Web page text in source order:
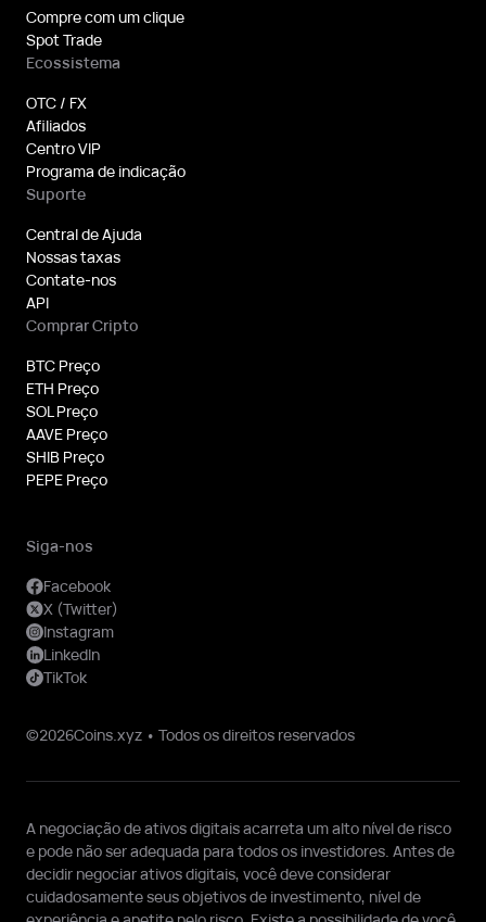
Compre com um clique
Spot Trade
Ecossistema
OTC / FX
Afiliados
Centro VIP
Programa de indicação
Suporte
Central de Ajuda
Nossas taxas
Contate-nos
API
Comprar Cripto
BTC Preço
ETH Preço
SOL Preço
AAVE Preço
SHIB Preço
PEPE Preço
©2026Coins.xyz • Todos os direitos reservados
Siga-nos
Facebook
X (Twitter)
Instagram
LinkedIn
TikTok
A negociação de ativos digitais acarreta um alto nível de risco
e pode não ser adequada para todos os investidores. Antes de
decidir negociar ativos digitais, você deve considerar
cuidadosamente seus objetivos de investimento, nível de